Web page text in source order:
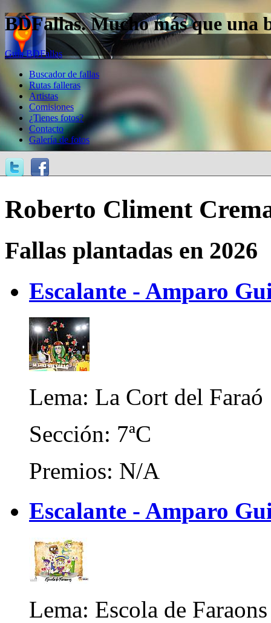
BDFallas. Mucho más que una
Guía BDFallas
Buscador de fallas
Rutas falleras
Artistas
Comisiones
¿Tienes fotos?
Contacto
Galería de fotos
Roberto Climent
Fallas plantadas en 2026
Escalante - Amparo
Lema: La Cort del Faraó
Sección: 7ªC
Premios: N/A
Escalante - Amparo
Lema: Escola de Faraons